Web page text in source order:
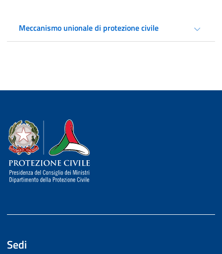
Meccanismo unionale di protezione civile
Dipartimento della Protezione Civile
Sedi